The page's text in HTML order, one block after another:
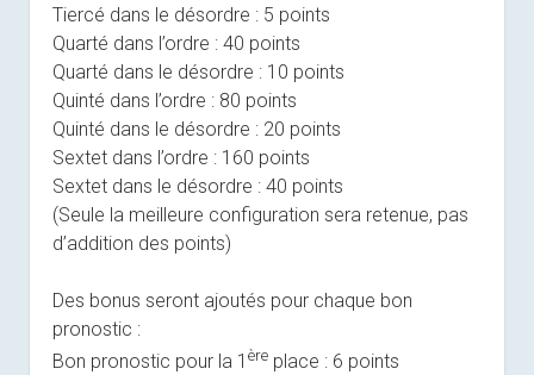
Tiercé dans le désordre : 5 points
Quarté dans l’ordre : 40 points
Quarté dans le désordre : 10 points
Quinté dans l’ordre : 80 points
Quinté dans le désordre : 20 points
Sextet dans l’ordre : 160 points
Sextet dans le désordre : 40 points
(Seule la meilleure configuration sera retenue, pas
d’addition des points)
Des bonus seront ajoutés pour chaque bon
pronostic :
Bon pronostic pour la 1 èreplace : 6 points